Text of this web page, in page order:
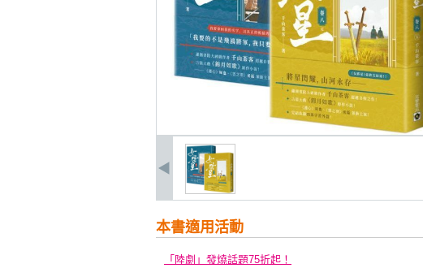
本書適用活動
「陸劇」發燒話題75折起！